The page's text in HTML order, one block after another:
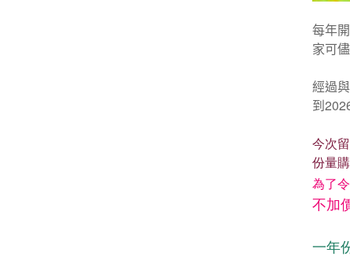
每年
家可
經過
到
今次
份量
為了
不加
一年